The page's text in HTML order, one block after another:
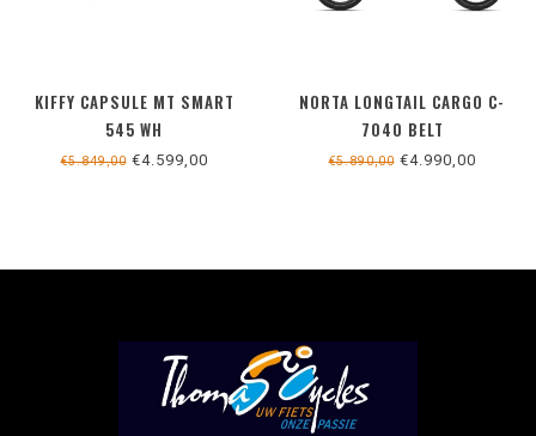
KIFFY CAPSULE MT SMART
545 WH
€5.849,00€4.599,00
NORTA LONGTAIL CARGO C-
7040 BELT
€5.890,00€4.990,00